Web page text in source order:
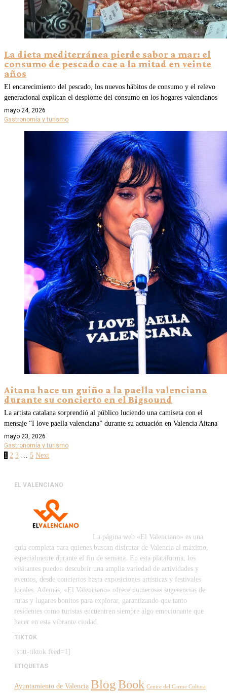
La dieta mediterránea pierde sabor a mar: el
consumo de pescado cae a la mitad en veinte
años
El encarecimiento del pescado, los nuevos hábitos de consumo y el relevo
generacional explican el desplome del consumo en los hogares valencianos
mayo 24, 2026
Gastronomía y turismo
Aitana hace un guiño a la paella valenciana
durante su concierto en el Bigsound
La artista catalana sorprendió al público luciendo una camiseta con el
mensaje “I love paella valenciana” durante su actuación en Valencia Aitana
mayo 23, 2026
Gastronomía y turismo
1 2 3 5 Next
EL VALENCIANO
La página web «El Valenciano» es una
guía completa para quienes buscan disfrutar de Valencia al máximo,
especialmente durante el fin de semana. En esta plataforma, los
visitantes pueden descubrir una amplia variedad de actividades y
eventos, desde conciertos hasta exposiciones artísticas y festivales
locales. Además, «El Valenciano» ofrece numerosas sugerencias de
rutas y lugares bonitos para explorar, garantizando que tanto
residentes como turistas encuentren siempre algo emocionante que
hacer en esta vibrante ciudad.
TIKTOK
[sbtt-tiktok feed=1]
ETIQUETAS
Ayuntamiento de Valencia BlogBook Centre del Carme Cultura